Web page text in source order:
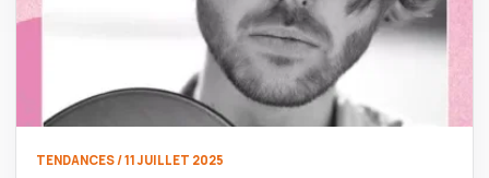
TENDANCES / 11 JUILLET 2025